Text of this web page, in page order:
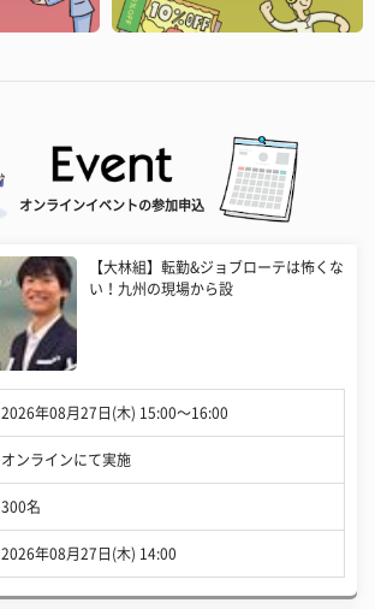
オンラインイベントの参加申込
【大林組】転勤&ジョブローテは怖くな
い！九州の現場から設
2026年08月27日(木) 15:00〜16:00
オンラインにて実施
300名
2026年08月27日(木) 14:00